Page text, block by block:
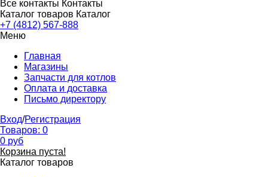
Все контакты Контакты
Каталог товаров Каталог
+7 (4812) 567-888
Меню
Главная
Магазины
Запчасти для котлов
Оплата и доставка
Письмо директору
Вход/Регистрация
Товаров: 0
0 руб
Корзина пуста!
Каталог товаров